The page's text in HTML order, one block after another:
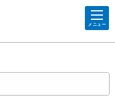
メニュー